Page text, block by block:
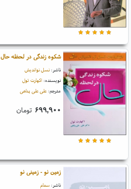
شکوه زندگی در لحظه حال
ناشر: نسل نواندیش
نویسنده: اکهارت تول
مترجم: علی علی پناهی
۶۹۹,۹۰۰ تومان
زمین نو - زمینی نو
ناشر: سمام